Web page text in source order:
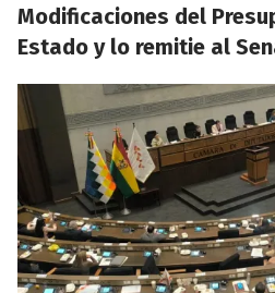
Modificaciones del
Estado y lo remitie al